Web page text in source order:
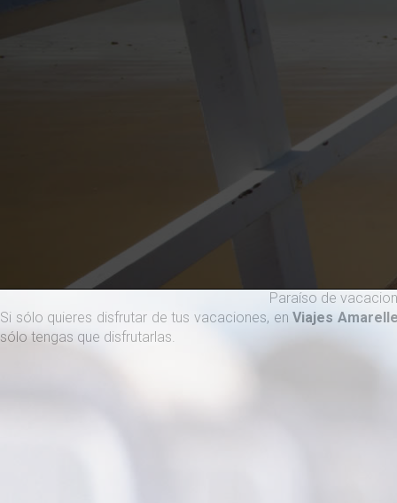
Paraíso de
Si sólo quieres disfrutar de tus vacaciones, enViajes Amarelle
sólo tengas que disfrutarlas.